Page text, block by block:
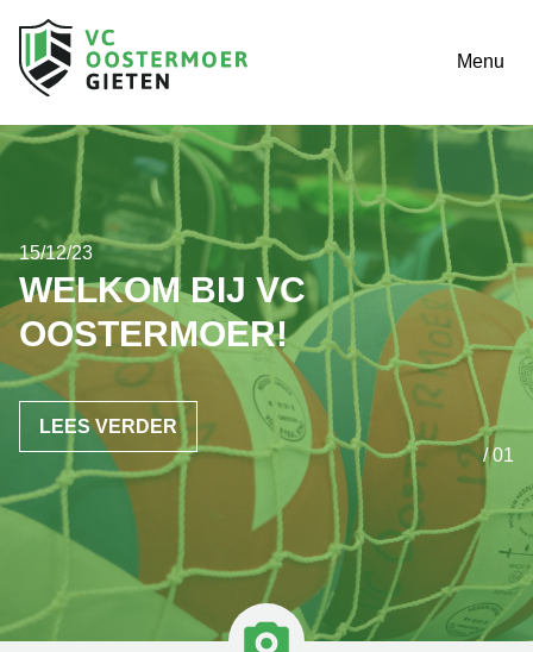
Menu
15/12/23
WELKOM BIJ VC
OOSTERMOER!
LEES VERDER
/ 01